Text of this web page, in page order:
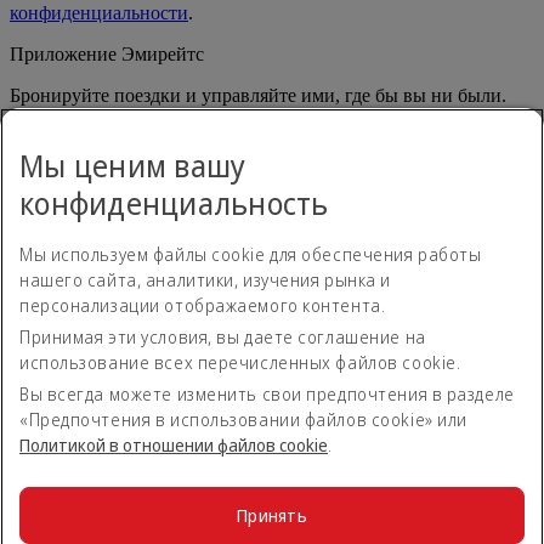
конфиденциальности.
Приложение Эмирейтс
Бронируйте поездки и управляйте ими, где бы вы ни были.
Google Play Google Play
Huawei App Galleryhuawai os
Связаться с нами
Поделитесь своим мнением о путешествиях с Эмирейтс.
Положение о доступности
Контакты
Политика конфиденциальности
Положения и условия
Политика в отношении файлов сookie
Кибербезопасность
Мы ценим вашу
конфиденциальность
Мы используем файлы cookie для обеспечения работы
нашего сайта, аналитики, изучения рынка и
персонализации отображаемого контента.
Принимая эти условия, вы даете соглашение на
использование всех перечисленных файлов cookie.
Вы всегда можете изменить свои предпочтения в разделе
«Предпочтения в использовании файлов cookie» или
Политикой в отношении файлов сookie.
Принять